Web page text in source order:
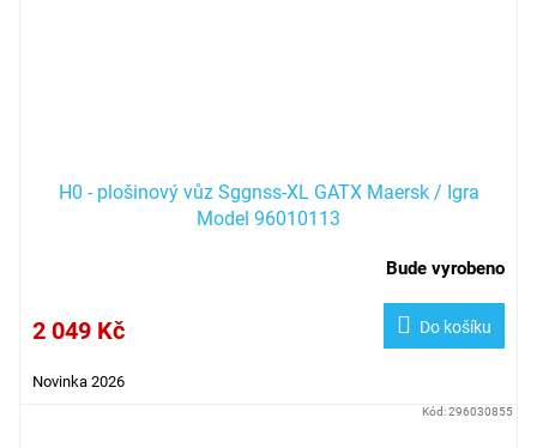
H0 - plošinový vůz Sggnss-XL GATX Maersk / Igra
Model 96010113
Bude vyrobeno
2 049 Kč Do košíku
Novinka 2026
Kód:296030855